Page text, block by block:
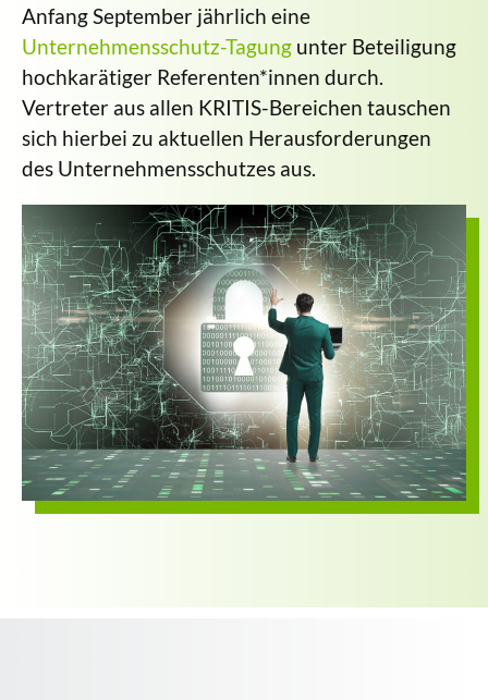
Anfang September jährlich eine
Unternehmensschutz-Tagung unter Beteiligung
hochkarätiger Referenten*innen durch.
Vertreter aus allen KRITIS-Bereichen tauschen
sich hierbei zu aktuellen Herausforderungen
des Unternehmensschutzes aus.